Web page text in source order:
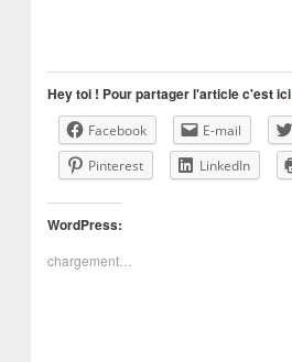
Hey toi ! Pour partager l'article c'est ici
Facebook E-mail
Pinterest
LinkedIn
WordPress:
chargement…